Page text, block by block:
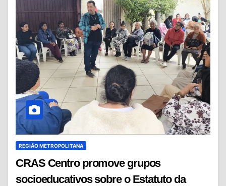
REGIÃO METROPOLITANA
CRAS Centro promove grupos
socioeducativos sobre o Estatuto da